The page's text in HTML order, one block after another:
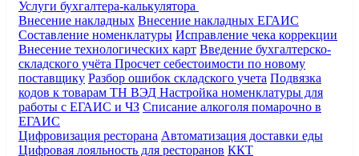
Услуги бухгалтера-калькулятора
Внесение накладных Внесение накладных ЕГАИС
Составление номенклатуры Исправление чека коррекции
Внесение технологических карт Введение бухгалтерско-
складского учёта Просчет себестоимости по новому
поставщику Разбор ошибок складского учета Подвязка
кодов к товарам ТН ВЭД Настройка номенклатуры для
работы с ЕГАИС и ЧЗ Списание алкоголя помарочно в
ЕГАИС
Цифровизация ресторана Автоматизация доставки еды
Цифровая лояльность для ресторанов ККТ